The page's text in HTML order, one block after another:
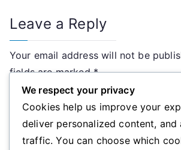
Leave a Reply
Your email address will not be
fields are marked*
Comment
We respect your privacy
Cookies help us improve your
deliver personalized content, and
traffic. You can choose which